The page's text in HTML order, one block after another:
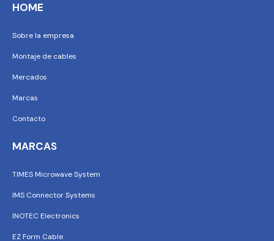
HOME
Sobre la empresa
Montaje de cables
Mercados
Marcas
Contacto
MARCAS
TIMES Microwave System
IMS Connector Systems
INOTEC Electronics
EZ Form Cable